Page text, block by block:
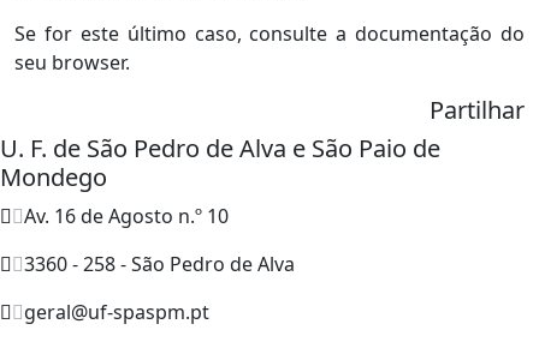
Se for este último caso, consulte a documentação do
seu browser.
Partilhar
U. F. de São Pedro de Alva e São Paio de
Mondego
Av. 16 de Agosto n.º 10
3360 - 258 - São Pedro de Alva
geral@uf-spaspm.pt